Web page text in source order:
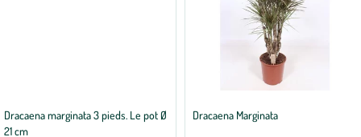
Dracaena marginata 3 pieds. Le pot Ø
21 cm
Dracaena Marginata